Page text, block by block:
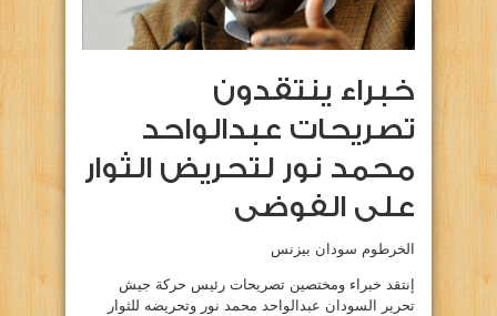
خبراء ينتقدون
تصريحات عبدالواحد
محمد نور لتحريض الثوار
على الفوضى
الخرطوم سودان بيزنس
إنتقد خبراء ومختصين تصريحات رئيس حركة جيش
تحرير السودان عبدالواحد محمد نور وتحريضه للثوار